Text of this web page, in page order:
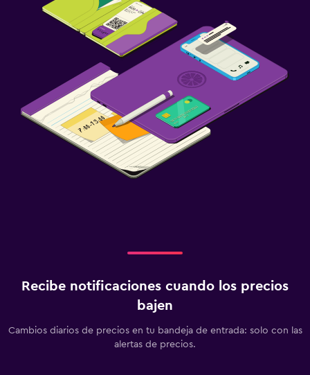
Recibe notificaciones cuando los precios
bajen
Cambios diarios de precios en tu bandeja de entrada: solo con las
alertas de precios.